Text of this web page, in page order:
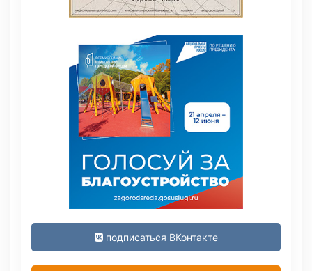
подписаться ВКонтакте